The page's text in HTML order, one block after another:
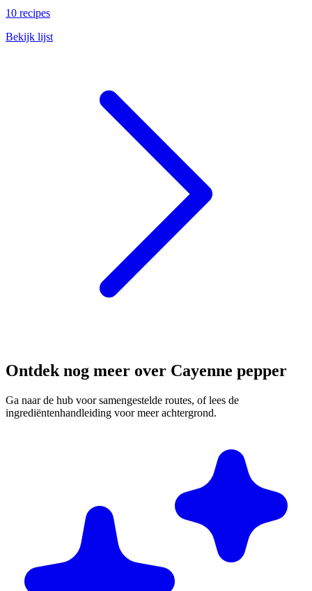
10 recipes
Bekijk lijst
Ontdek nog meer over Cayenne pepper
Ga naar de hub voor samengestelde routes, of lees de
ingrediëntenhandleiding voor meer achtergrond.